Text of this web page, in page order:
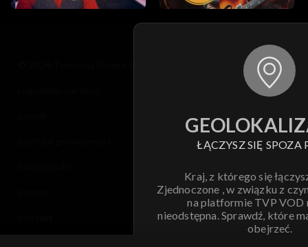
ŁĄCZYSZ SIĘ SPOZA
Kraj, z którego się
Zjednoczone , w związku z
na platformie TVP VOD
nieodstępna. Sprawdź, które
obejrzeć.